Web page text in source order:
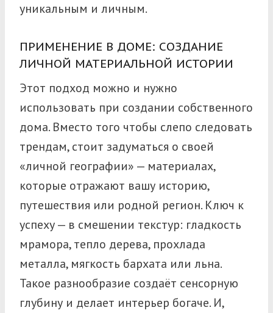
уникальным и личным.
ПРИМЕНЕНИЕ В ДОМЕ: СОЗДАНИЕ
ЛИЧНОЙ МАТЕРИАЛЬНОЙ ИСТОРИИ
Этот подход можно и нужно
использовать при создании собственного
дома. Вместо того чтобы слепо следовать
трендам, стоит задуматься о своей
«личной географии» — материалах,
которые отражают вашу историю,
путешествия или родной регион. Ключ к
успеху — в смешении текстур: гладкость
мрамора, тепло дерева, прохлада
металла, мягкость бархата или льна.
Такое разнообразие создаёт сенсорную
глубину и делает интерьер богаче.И,